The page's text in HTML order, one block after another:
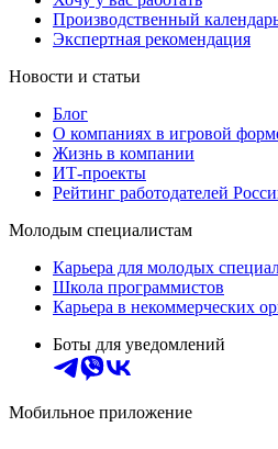
Производственный
Экспертная рекомендация
Новости и статьи
Блог
О компаниях в игровой
Жизнь в компании
ИТ-проекты
Рейтинг работодателей
Молодым специалистам
Карьера для молодых
Школа программистов
Карьера в некоммерческих
Боты для уведомлений
Мобильное приложение